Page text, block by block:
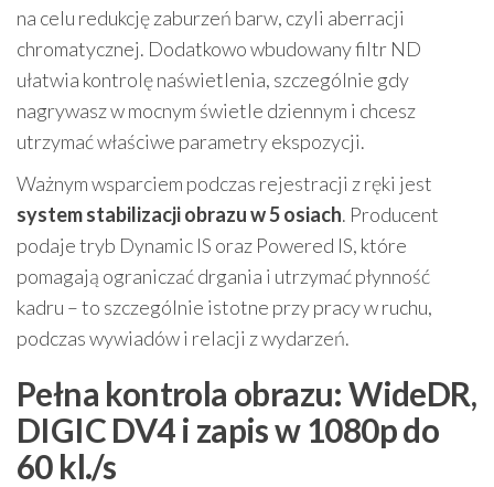
na celu redukcję zaburzeń barw, czyli aberracji
chromatycznej. Dodatkowo wbudowany filtr ND
ułatwia kontrolę naświetlenia, szczególnie gdy
nagrywasz w mocnym świetle dziennym i chcesz
utrzymać właściwe parametry ekspozycji.
Ważnym wsparciem podczas rejestracji z ręki jest
system stabilizacji obrazu w 5 osiach. Producent
podaje tryb Dynamic IS oraz Powered IS, które
pomagają ograniczać drgania i utrzymać płynność
kadru – to szczególnie istotne przy pracy w ruchu,
podczas wywiadów i relacji z wydarzeń.
Pełna kontrola obrazu: WideDR,
DIGIC DV4 i zapis w 1080p do
60 kl./s